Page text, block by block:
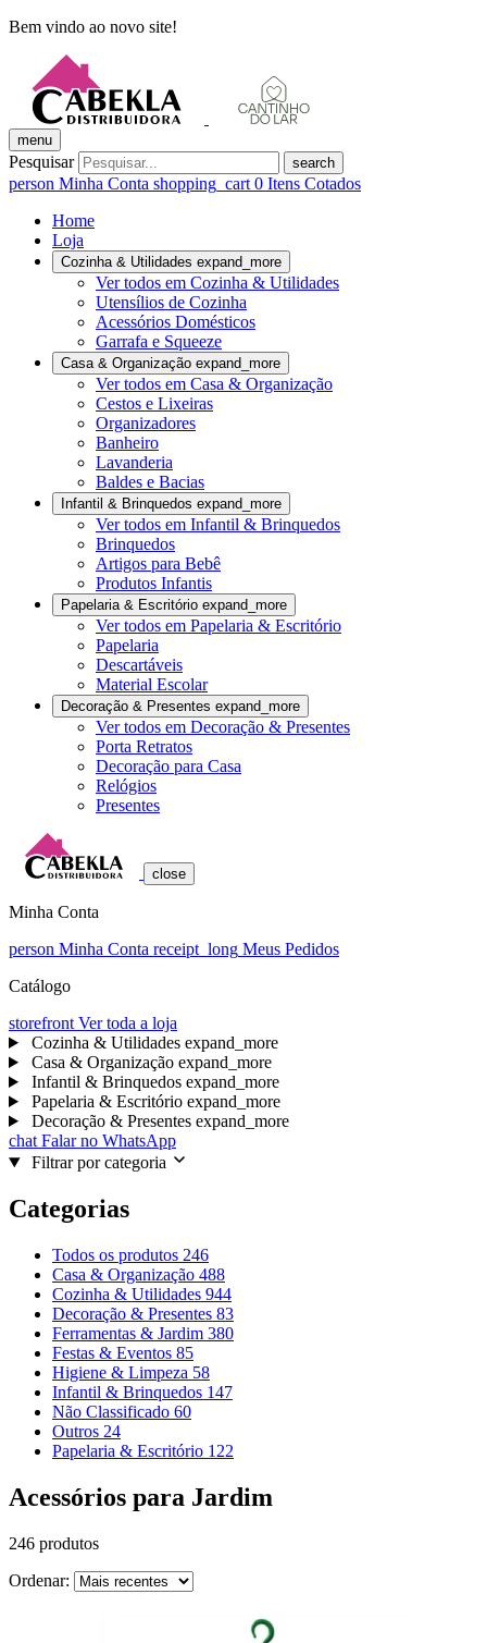
Bem vindo ao novo site!
menu
Pesquisar search
person Minha Conta shopping_cart 0 Itens Cotados
Home
Loja
Cozinha & Utilidades expand_more
Ver todos em Cozinha & Utilidades
Utensílios de Cozinha
Acessórios Domésticos
Garrafa e Squeeze
Casa & Organização expand_more
Ver todos em Casa & Organização
Cestos e Lixeiras
Organizadores
Banheiro
Lavanderia
Baldes e Bacias
Infantil & Brinquedos expand_more
Ver todos em Infantil & Brinquedos
Brinquedos
Artigos para Bebê
Produtos Infantis
Papelaria & Escritório expand_more
Ver todos em Papelaria & Escritório
Papelaria
Descartáveis
Material Escolar
Decoração & Presentes expand_more
Ver todos em Decoração & Presentes
Porta Retratos
Decoração para Casa
Relógios
Presentes
close
Minha Conta
person Minha Conta receipt_long Meus Pedidos
Catálogo
storefront Ver toda a loja
Cozinha & Utilidades expand_more
Casa & Organização expand_more
Infantil & Brinquedos expand_more
Papelaria & Escritório expand_more
Decoração & Presentes expand_more
chat Falar no WhatsApp
Filtrar por categoria
Categorias
Todos os produtos 246
Casa & Organização 488
Cozinha & Utilidades 944
Decoração & Presentes 83
Ferramentas & Jardim 380
Festas & Eventos 85
Higiene & Limpeza 58
Infantil & Brinquedos 147
Não Classificado 60
Outros 24
Papelaria & Escritório 122
Acessórios para Jardim
246 produtos
Ordenar: